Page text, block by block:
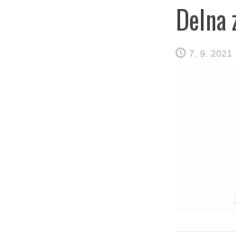
7. 9. 2021